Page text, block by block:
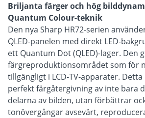
Briljanta färger och hög
Quantum Colour-teknik
Den nya Sharp HR72-serien
QLED-panelen med direkt LED-
ett Quantum Dot (QLED)-lager. Den
färgreproduktionsområdet som för
tillgängligt i LCD-TV-apparater.
perfekt färgåtergivning av inte bara
delarna av bilden, utan förbättrar
tonövergångar avsevärt,